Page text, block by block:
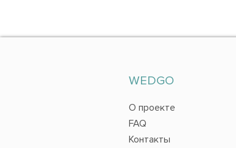
WEDGO
О проекте
FAQ
Контакты